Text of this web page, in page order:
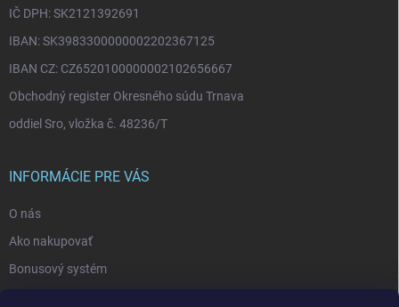
IČ DPH: SK2121392691
IBAN: SK3983300000002202367125
IBAN CZ: CZ6520100000002102656667
Obchodný register Okresného súdu Trnava
oddiel Sro, vložka č. 48236/T
INFORMÁCIE PRE VÁS
O nás
Ako nakupovať
Bonusový systém